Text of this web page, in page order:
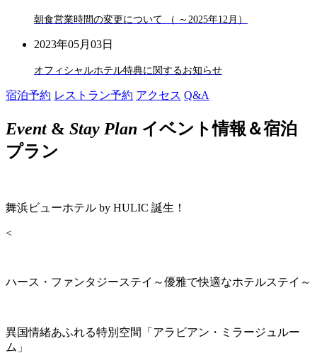
朝食営業時間の変更について （ ～2025年12月）
2023年05月03日
オフィシャルホテル特典に関するお知らせ
宿泊予約 レストラン予約 アクセス Q&A
Event& Stay Plan イベント情報＆宿泊
プラン
舞浜ビューホテル by HULIC 誕生！
<
ハース・ファンタジーステイ～優雅で快適なホテルステイ～
異国情緒あふれる特別空間「アラビアン・ミラージュルー
ム」